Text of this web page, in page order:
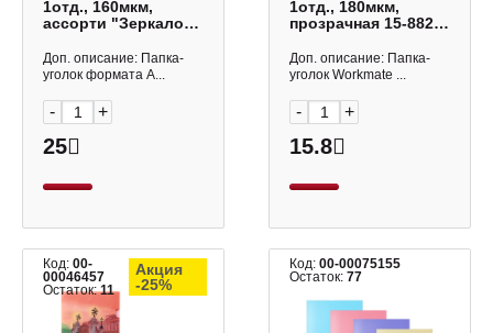
1отд., 160мкм,
ассорти "Зеркало
Erich Krause
Доп. описание: Папка-
уголок формата А...
- +
25
1отд., 180мкм,
прозрачная 15-8828
Доп. описание: Папка-
уголок Workmate ...
- +
15.8
Код: 00-
00046457
Остаток:11
Акция
-25%
Код:00-00075155
Остаток:77